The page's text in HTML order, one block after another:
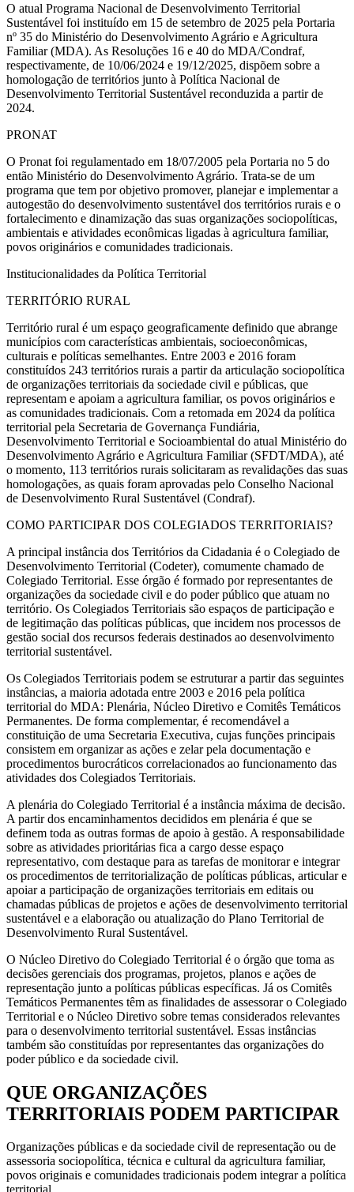
O atual Programa Nacional de Desenvolvimento Territorial
Sustentável foi instituído em 15 de setembro de 2025 pela Portaria
nº 35 do Ministério do Desenvolvimento Agrário e Agricultura
Familiar (MDA). As Resoluções 16 e 40 do MDA/Condraf,
respectivamente, de 10/06/2024 e 19/12/2025, dispõem sobre a
homologação de territórios junto à Política Nacional de
Desenvolvimento Territorial Sustentável reconduzida a partir de
2024.
PRONAT
O Pronat foi regulamentado em 18/07/2005 pela Portaria no 5 do
então Ministério do Desenvolvimento Agrário. Trata-se de um
programa que tem por objetivo promover, planejar e implementar a
autogestão do desenvolvimento sustentável dos territórios rurais e o
fortalecimento e dinamização das suas organizações sociopolíticas,
ambientais e atividades econômicas ligadas à agricultura familiar,
povos originários e comunidades tradicionais.
Institucionalidades da Política Territorial
TERRITÓRIO RURAL
Território rural é um espaço geograficamente definido que abrange
municípios com características ambientais, socioeconômicas,
culturais e políticas semelhantes. Entre 2003 e 2016 foram
constituídos 243 territórios rurais a partir da articulação sociopolítica
de organizações territoriais da sociedade civil e públicas, que
representam e apoiam a agricultura familiar, os povos originários e
as comunidades tradicionais. Com a retomada em 2024 da política
territorial pela Secretaria de Governança Fundiária,
Desenvolvimento Territorial e Socioambiental do atual Ministério do
Desenvolvimento Agrário e Agricultura Familiar (SFDT/MDA), até
o momento, 113 territórios rurais solicitaram as revalidações das suas
homologações, as quais foram aprovadas pelo Conselho Nacional
de Desenvolvimento Rural Sustentável (Condraf).
COMO PARTICIPAR DOS COLEGIADOS TERRITORIAIS?
A principal instância dos Territórios da Cidadania é o Colegiado de
Desenvolvimento Territorial (Codeter), comumente chamado de
Colegiado Territorial. Esse órgão é formado por representantes de
organizações da sociedade civil e do poder público que atuam no
território. Os Colegiados Territoriais são espaços de participação e
de legitimação das políticas públicas, que incidem nos processos de
gestão social dos recursos federais destinados ao desenvolvimento
territorial sustentável.
Os Colegiados Territoriais podem se estruturar a partir das seguintes
instâncias, a maioria adotada entre 2003 e 2016 pela política
territorial do MDA: Plenária, Núcleo Diretivo e Comitês Temáticos
Permanentes. De forma complementar, é recomendável a
constituição de uma Secretaria Executiva, cujas funções principais
consistem em organizar as ações e zelar pela documentação e
procedimentos burocráticos correlacionados ao funcionamento das
atividades dos Colegiados Territoriais.
A plenária do Colegiado Territorial é a instância máxima de decisão.
A partir dos encaminhamentos decididos em plenária é que se
definem toda as outras formas de apoio à gestão. A responsabilidade
sobre as atividades prioritárias fica a cargo desse espaço
representativo, com destaque para as tarefas de monitorar e integrar
os procedimentos de territorialização de políticas públicas, articular e
apoiar a participação de organizações territoriais em editais ou
chamadas públicas de projetos e ações de desenvolvimento territorial
sustentável e a elaboração ou atualização do Plano Territorial de
Desenvolvimento Rural Sustentável.
O Núcleo Diretivo do Colegiado Territorial é o órgão que toma as
decisões gerenciais dos programas, projetos, planos e ações de
representação junto a políticas públicas específicas. Já os Comitês
Temáticos Permanentes têm as finalidades de assessorar o Colegiado
Territorial e o Núcleo Diretivo sobre temas considerados relevantes
para o desenvolvimento territorial sustentável. Essas instâncias
também são constituídas por representantes das organizações do
poder público e da sociedade civil.
QUE ORGANIZAÇÕES
TERRITORIAIS PODEM PARTICIPAR
Organizações públicas e da sociedade civil de representação ou de
assessoria sociopolítica, técnica e cultural da agricultura familiar,
povos originais e comunidades tradicionais podem integrar a política